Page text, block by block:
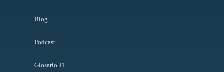
Blog
Podcast
Glosario TI